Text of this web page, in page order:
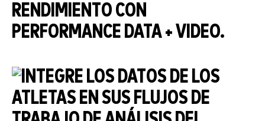
RENDIMIENTO CON
PERFORMANCE DATA + VIDEO.